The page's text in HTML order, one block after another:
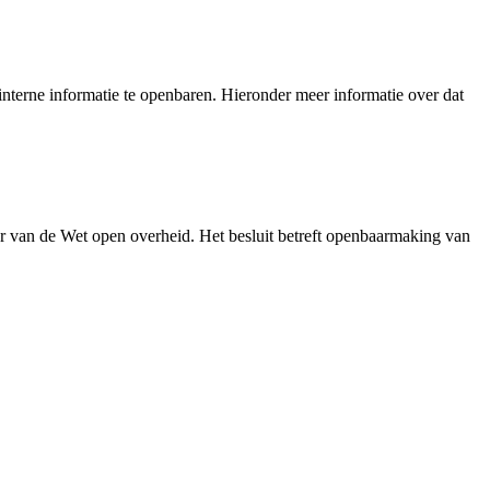
informatie te openbaren. Hieronder meer informatie over dat
de Wet open overheid. Het besluit betreft openbaarmaking van